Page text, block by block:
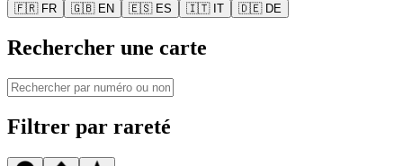
🇫🇷FR 🇬🇧EN 🇪🇸ES 🇮🇹IT 🇩🇪DE
Rechercher une carte
Filtrer par rareté